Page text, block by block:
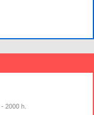
- 2000 h.